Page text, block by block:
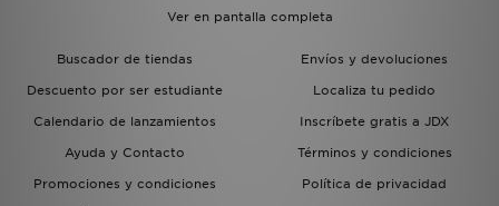
Ver en pantalla completa
Buscador de tiendas
Envíos y devoluciones
Descuento por ser estudiante
Localiza tu pedido
Calendario de lanzamientos
Inscríbete gratis a JDX
Ayuda y Contacto
Términos y condiciones
Promociones y condiciones
Política de privacidad